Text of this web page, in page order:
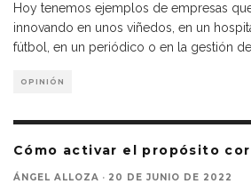
Hoy tenemos ejemplos de empresas
innovando en unos viñedos, en un
fútbol, en un periódico o en la gestión
OPINIÓN
Cómo activar el propósito
ÁNGEL ALLOZA · 20 DE JUNIO DE 2022